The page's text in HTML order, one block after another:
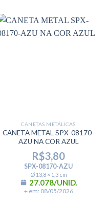
CANETAS METÁLICAS
CANETA METAL SPX-08170-
AZU NA COR AZUL
R$3,80
SPX-08170-AZU
Ø 13,8 × 1,3 cm
27.078/UNID.
+ em: 08/05/2026